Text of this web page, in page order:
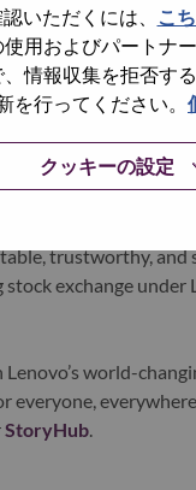
いただくには、
こ
使用およびパートナ
情報収集を拒否す
を行ってください。
クッキーの設定
We own what we
technology
every day in 180
has built on its
and AI-optimized
edge, high
services.
trustworthy,
exchange
world-
StoryHub.